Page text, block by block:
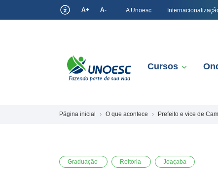
A+ A- A Unoesc
Cursos
Página inicial O que acontece Prefeito e vice de
Graduação Reitoria Joaçaba